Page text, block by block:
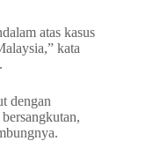
atas kasus
kata
dengan